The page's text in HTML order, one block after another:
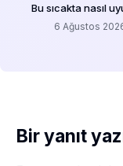
Bu sıcakta nasıl
6 Ağustos
Bir yanıt